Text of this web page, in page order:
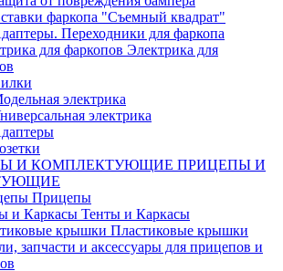
фаркопа "Съемный квадрат"
Переходники для фаркопа
Электрика для
электрика
электрика
ПРИЦЕПЫ И
Прицепы
Тенты и Каркасы
Пластиковые крышки